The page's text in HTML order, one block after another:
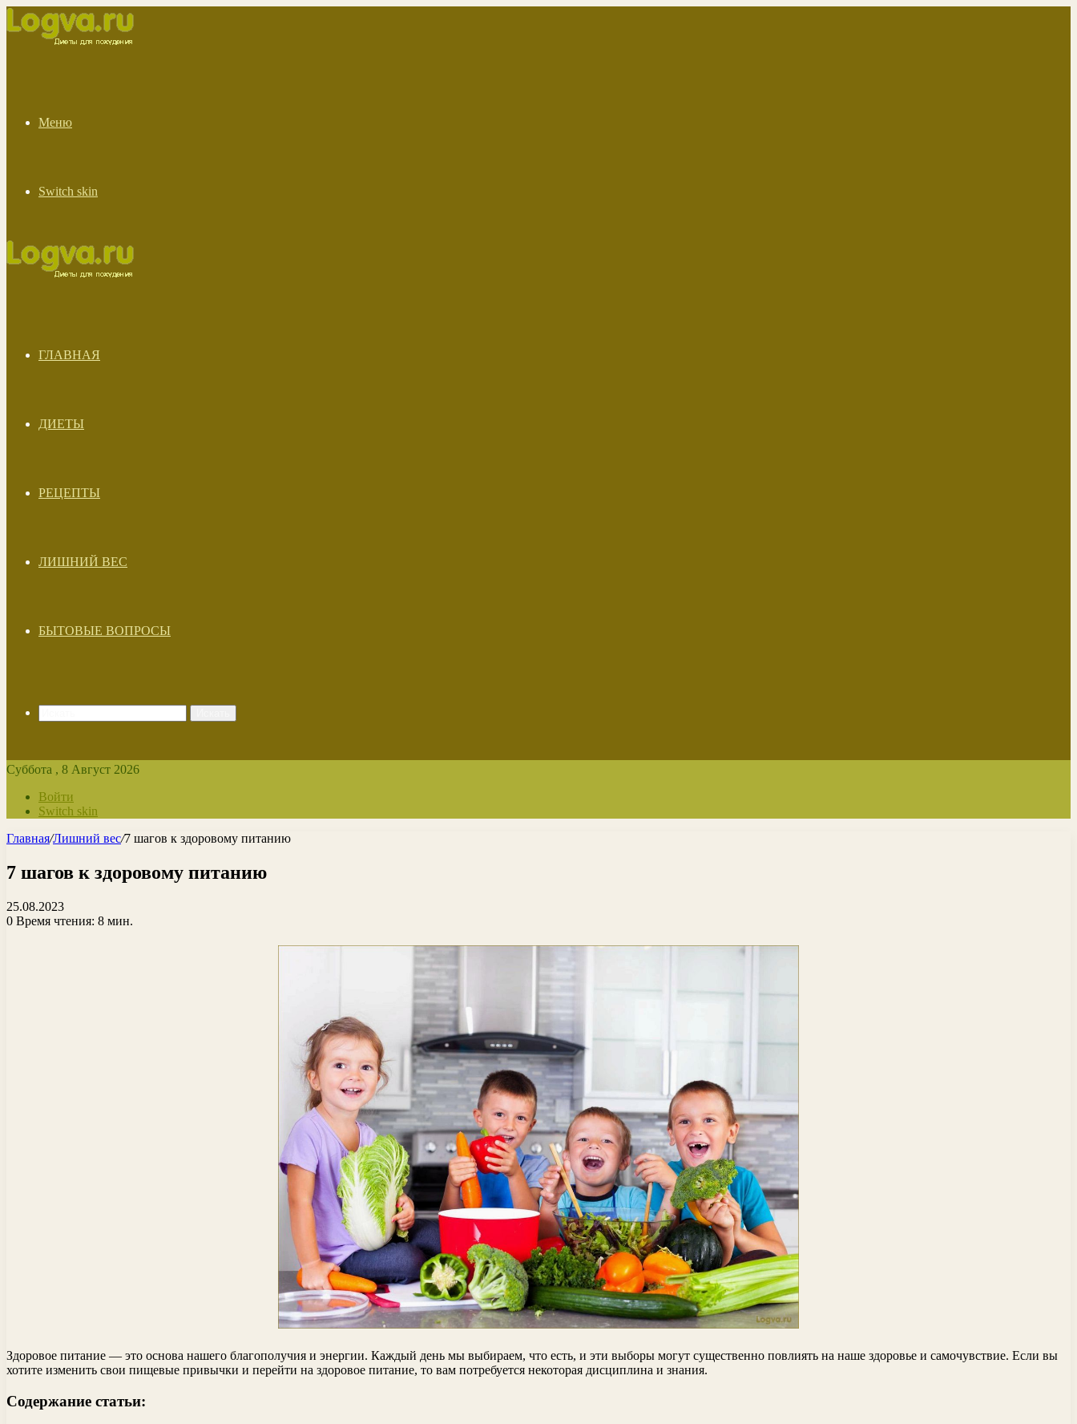
Меню
Switch skin
ГЛАВНАЯ
ДИЕТЫ
РЕЦЕПТЫ
ЛИШНИЙ ВЕС
БЫТОВЫЕ ВОПРОСЫ
Суббота , 8 Август 2026
Войти
Switch skin
Главная/Лишний вес/7 шагов к здоровому питанию
7 шагов к здоровому питанию
25.08.2023
0 Время чтения: 8 мин.
Здоровое питание — это основа нашего благополучия и энергии. Каждый день мы выбираем, что есть, и эти выборы могут существенно повлиять на наше здоровье и самочувствие. Если вы
хотите изменить свои пищевые привычки и перейти на здоровое питание, то вам потребуется некоторая дисциплина и знания.
Содержание статьи: